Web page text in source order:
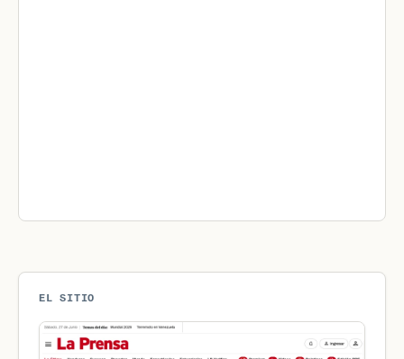
EL SITIO